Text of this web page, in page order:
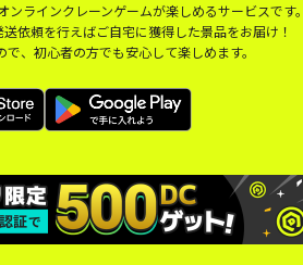
ンラインクレーンゲームが楽しめるサービスです
依頼を行えばご自宅に獲得した景品をお届け！
、初心者の方でも安心して楽しめます。